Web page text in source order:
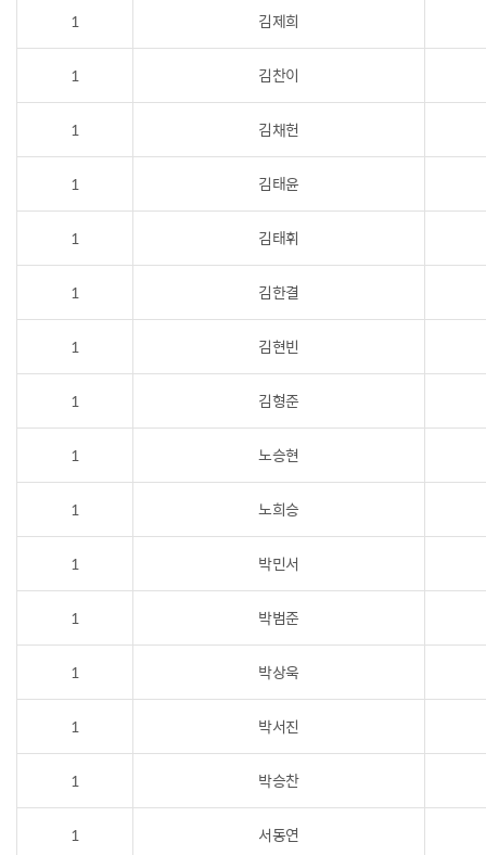
1 김제희
1 김찬이
1 김채헌
1 김태윤
1 김태휘
1 김한결
1 김현빈
1 김형준
1 노승현
1 노희승
1 박민서
1 박범준
1 박상욱
1 박서진
1 박승찬
1 서동연